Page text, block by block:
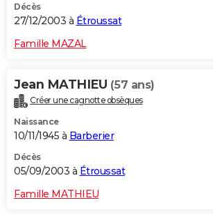
Décès
27/12/2003 à Étroussat
Famille MAZAL
Jean MATHIEU (57 ans)
Créer une cagnotte obsèques
Naissance
10/11/1945 à Barberier
Décès
05/09/2003 à Étroussat
Famille MATHIEU